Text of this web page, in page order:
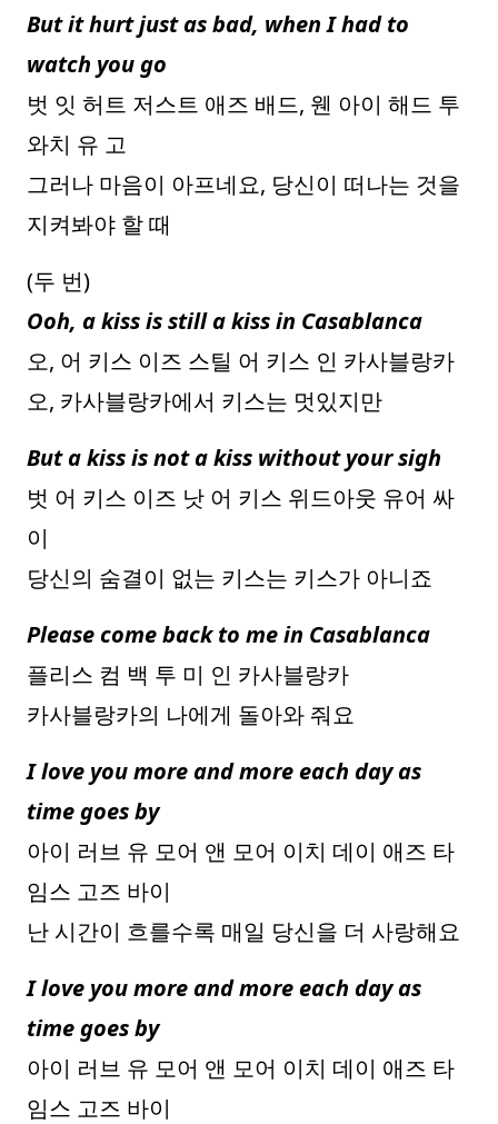
But it hurt just as bad, when I had to
watch you go
벗 잇 허트 저스트 애즈 배드, 웬 아이 해드 투
와치 유 고
그러나 마음이 아프네요, 당신이 떠나는 것을
지켜봐야 할 때
(두 번)
Ooh, a kiss is still a kiss in Casablanca
오, 어 키스 이즈 스틸 어 키스 인 카사블랑카
오, 카사블랑카에서 키스는 멋있지만
But a kiss is not a kiss without your sigh
벗 어 키스 이즈 낫 어 키스 위드아웃 유어 싸
이
당신의 숨결이 없는 키스는 키스가 아니죠
Please come back to me in Casablanca
플리스 컴 백 투 미 인 카사블랑카
카사블랑카의 나에게 돌아와 줘요
I love you more and more each day as
time goes by
아이 러브 유 모어 앤 모어 이치 데이 애즈 타
임스 고즈 바이
난 시간이 흐를수록 매일 당신을 더 사랑해요
I love you more and more each day as
time goes by
아이 러브 유 모어 앤 모어 이치 데이 애즈 타
임스 고즈 바이